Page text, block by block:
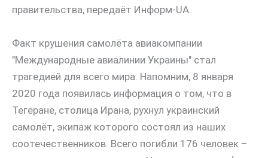
правительства, передаёт Информ-UA.
Факт крушения самолёта авиакомпании
"Международные авиалинии Украины" стал
трагедией для всего мира. Напомним, 8 января
2020 года появилась информация о том, что в
Тегеране, столица Ирана, рухнул украинский
самолёт, экипаж которого состоял из наших
соотечественников. Всего погибли 176 человек –